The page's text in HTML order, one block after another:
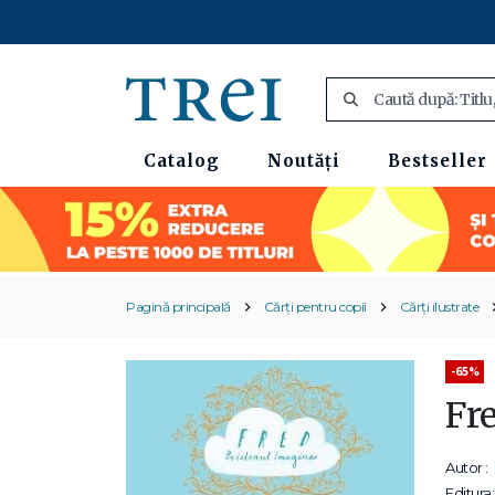
Catalog Noutăți Bestseller
Pagină principală Cărți pentru copii Cărți ilustrate
-65%
Autor :